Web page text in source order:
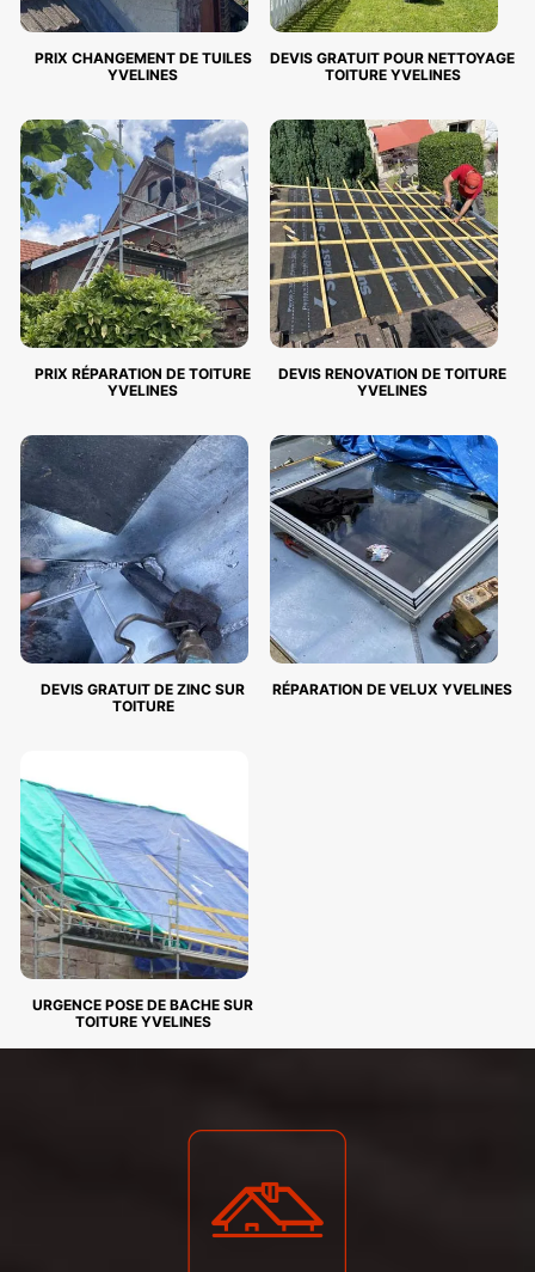
PRIX CHANGEMENT DE TUILES
YVELINES
DEVIS GRATUIT POUR NETTOYAGE
TOITURE YVELINES
PRIX RÉPARATION DE TOITURE
YVELINES
DEVIS RENOVATION DE TOITURE
YVELINES
DEVIS GRATUIT DE ZINC SUR
TOITURE
RÉPARATION DE VELUX YVELINES
URGENCE POSE DE BACHE SUR
TOITURE YVELINES